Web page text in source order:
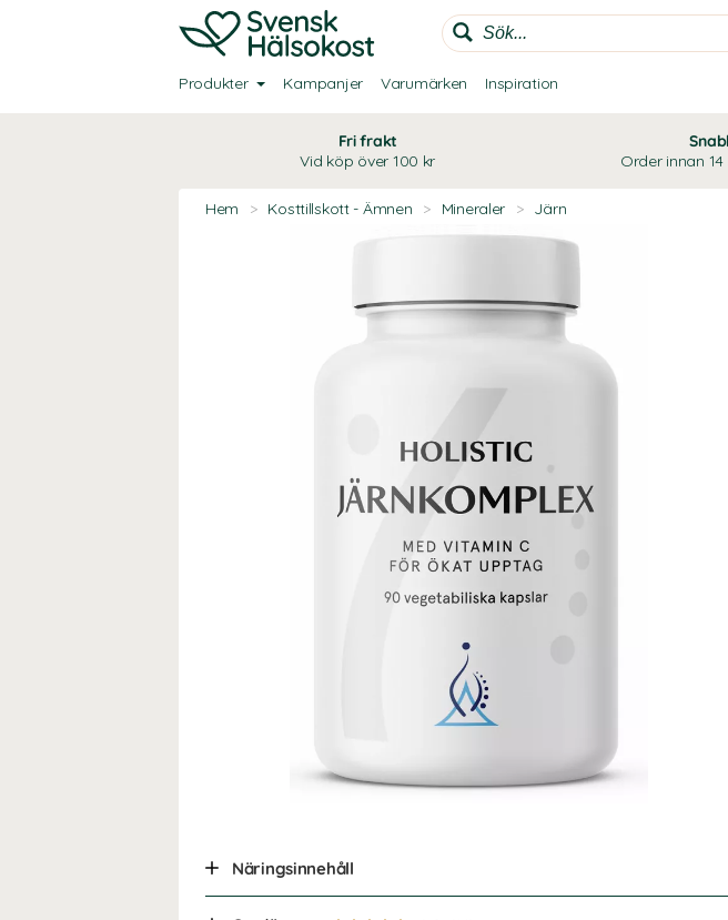
Produkter Kampanjer Varumärken Inspiration
Fri frakt
Vid köp över 100 kr
Order innan
Hem > Kosttillskott - Ämnen > Mineraler > Järn
Näringsinnehåll